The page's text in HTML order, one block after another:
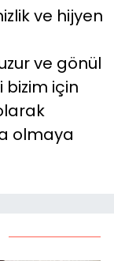
ve hijyen
ve gönül
bizim için
olmaya